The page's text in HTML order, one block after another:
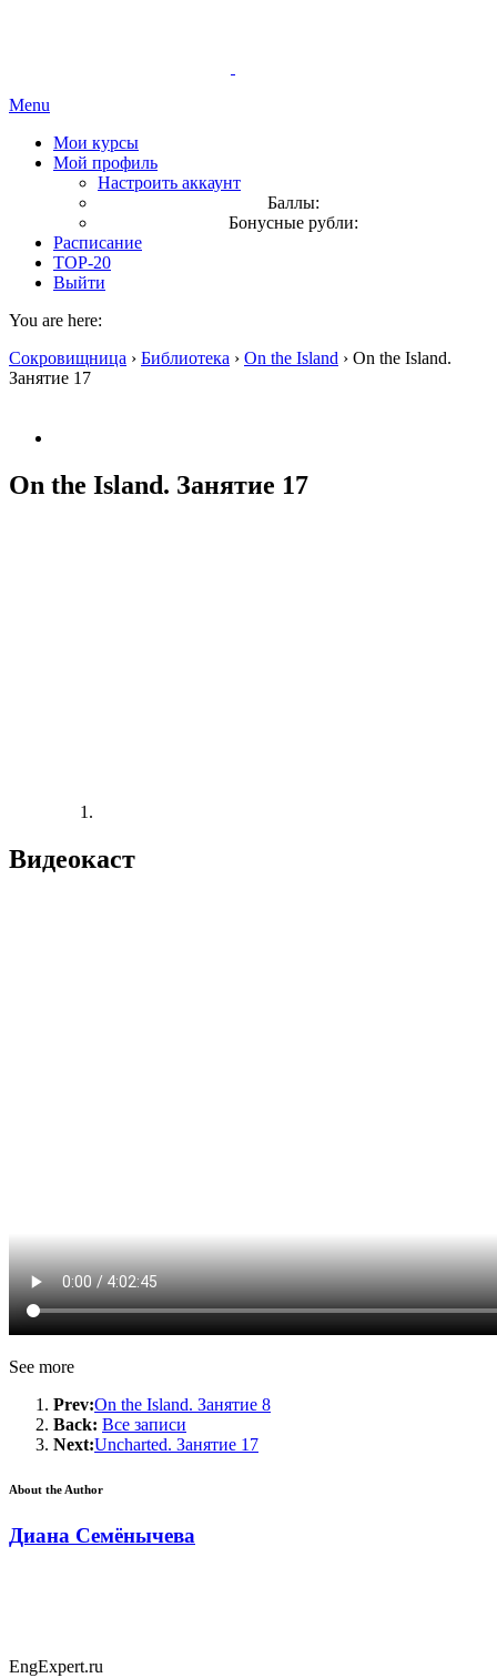
Menu
Мои курсы
Мой профиль
Настроить аккаунт
Баллы:
Бонусные рубли:
Расписание
TOP-20
Выйти
You are here:
Сокровищница › Библиотека › On the Island › On the Island.
Занятие 17
On the Island. Занятие 17
Видеокаст
See more
Prev:On the Island. Занятие 8
Back: Все записи
Next:Uncharted. Занятие 17
About the Author
Диана Семёнычева
EngExpert.ru